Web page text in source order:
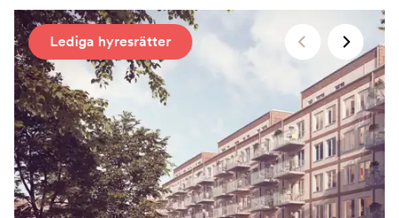
Lediga hyresrätter